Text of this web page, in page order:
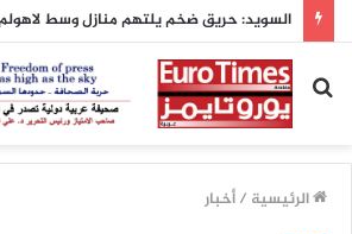
بحث
عن
الرئيسية /أخبار